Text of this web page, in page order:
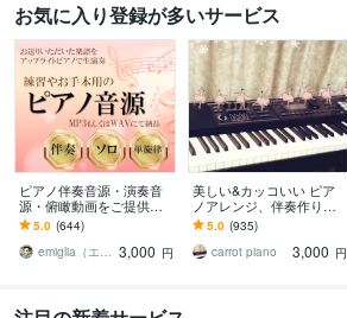
お気に入り登録が多いサービス
ピアノ伴奏音源・演奏音
源・俯瞰動画をご提供し
ます 楽器演奏、歌のお供
に♪練習・音取り・お手
本・お楽しみ用に♪
5.0 (644)
emiglia（エミリア） 3,000 円
美しい&カッコいい ピア
ノアレンジ、伴奏作りま
す ほぼ9割の方がリピー
ト！リピーター様割引あ
り！！！
5.0 (935)
carrot piano
3,000 円